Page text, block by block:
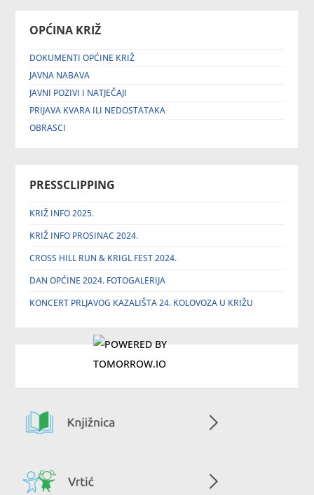
OPĆINA KRIŽ
DOKUMENTI OPĆINE KRIŽ
JAVNA NABAVA
JAVNI POZIVI I NATJEČAJI
PRIJAVA KVARA ILI NEDOSTATAKA
OBRASCI
PRESSCLIPPING
KRIŽ INFO 2025.
KRIŽ INFO PROSINAC 2024.
CROSS HILL RUN & KRIGL FEST 2024.
DAN OPĆINE 2024. FOTOGALERIJA
KONCERT PRLJAVOG KAZALIŠTA 24. KOLOVOZA U KRIŽU